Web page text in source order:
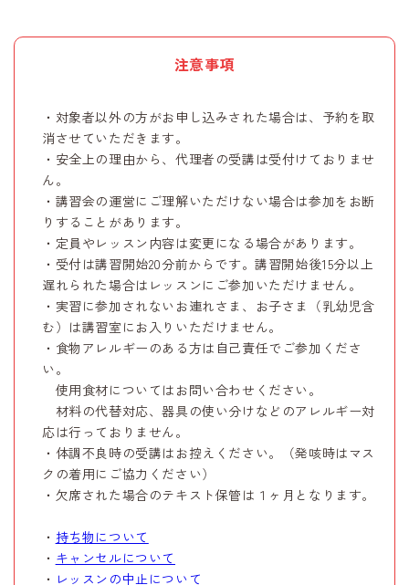
注意事項
・対象者以外の方がお申し込みされた場合は、予約を取
消させていただきます。
・安全上の理由から、代理者の受講は受付けておりませ
ん。
・講習会の運営にご理解いただけない場合は参加をお断
りすることがあります。
・定員やレッスン内容は変更になる場合があります。
・受付は講習開始20分前からです。講習開始後15分以上
遅れられた場合はレッスンにご参加いただけません。
・実習に参加されないお連れさま、お子さま（乳幼児含
む）は講習室にお入りいただけません。
・食物アレルギーのある方は自己責任でご参加くださ
い。
使用食材についてはお問い合わせください。
材料の代替対応、器具の使い分けなどのアレルギー対
応は行っておりません。
・体調不良時の受講はお控えください。（発咳時はマス
クの着用にご協力ください）
・欠席された場合のテキスト保管は１ヶ月となります。
・ 持ち物について
・ キャンセルについて
・ レッスンの中止について